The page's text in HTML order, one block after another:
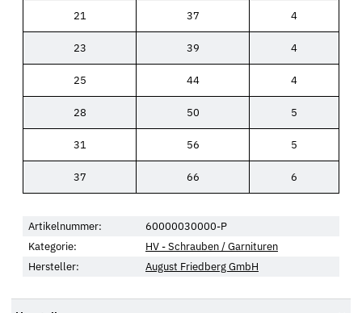
21 37 4
23 39 4
25 44 4
28 50 5
31 56 5
37 66 6
Artikelnummer:
60000030000-P
Kategorie:
HV - Schrauben / Garnituren
Hersteller:
August Friedberg GmbH